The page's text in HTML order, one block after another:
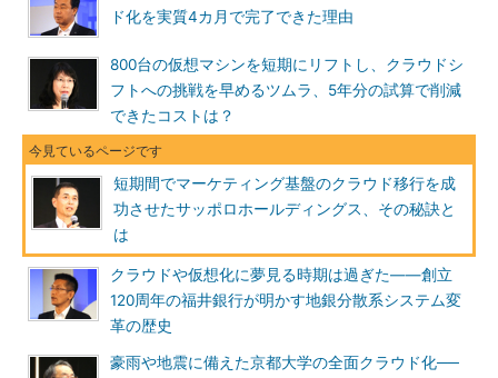
ド化を実質4カ月で完了できた理由
800台の仮想マシンを短期にリフトし、クラウドシ
フトへの挑戦を早めるツムラ、5年分の試算で削減
できたコストは？
短期間でマーケティング基盤のクラウド移行を成
功させたサッポロホールディングス、その秘訣と
は
クラウドや仮想化に夢見る時期は過ぎた――創立
120周年の福井銀行が明かす地銀分散系システム変
革の歴史
豪雨や地震に備えた京都大学の全面クラウド化──